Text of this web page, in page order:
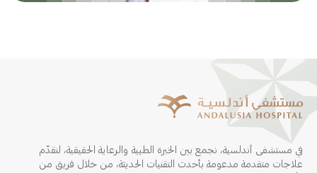
في مستشفى أندلسية، نجمع بين الخبرة الطبية والرعاية الحقيقية، لنقدّم
علاجات متقدمة مدعومة بأحدث التقنيات الحديثة، من خلال فريق من